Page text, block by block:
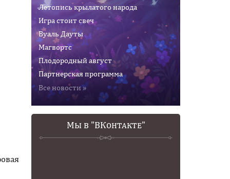
Летопись крылатого народа
Игра стоит свеч
Вуаль Дауты
Магвортс
Плодородный август
Партнерская программа
Все новости »
Мы в "ВКонтакте"